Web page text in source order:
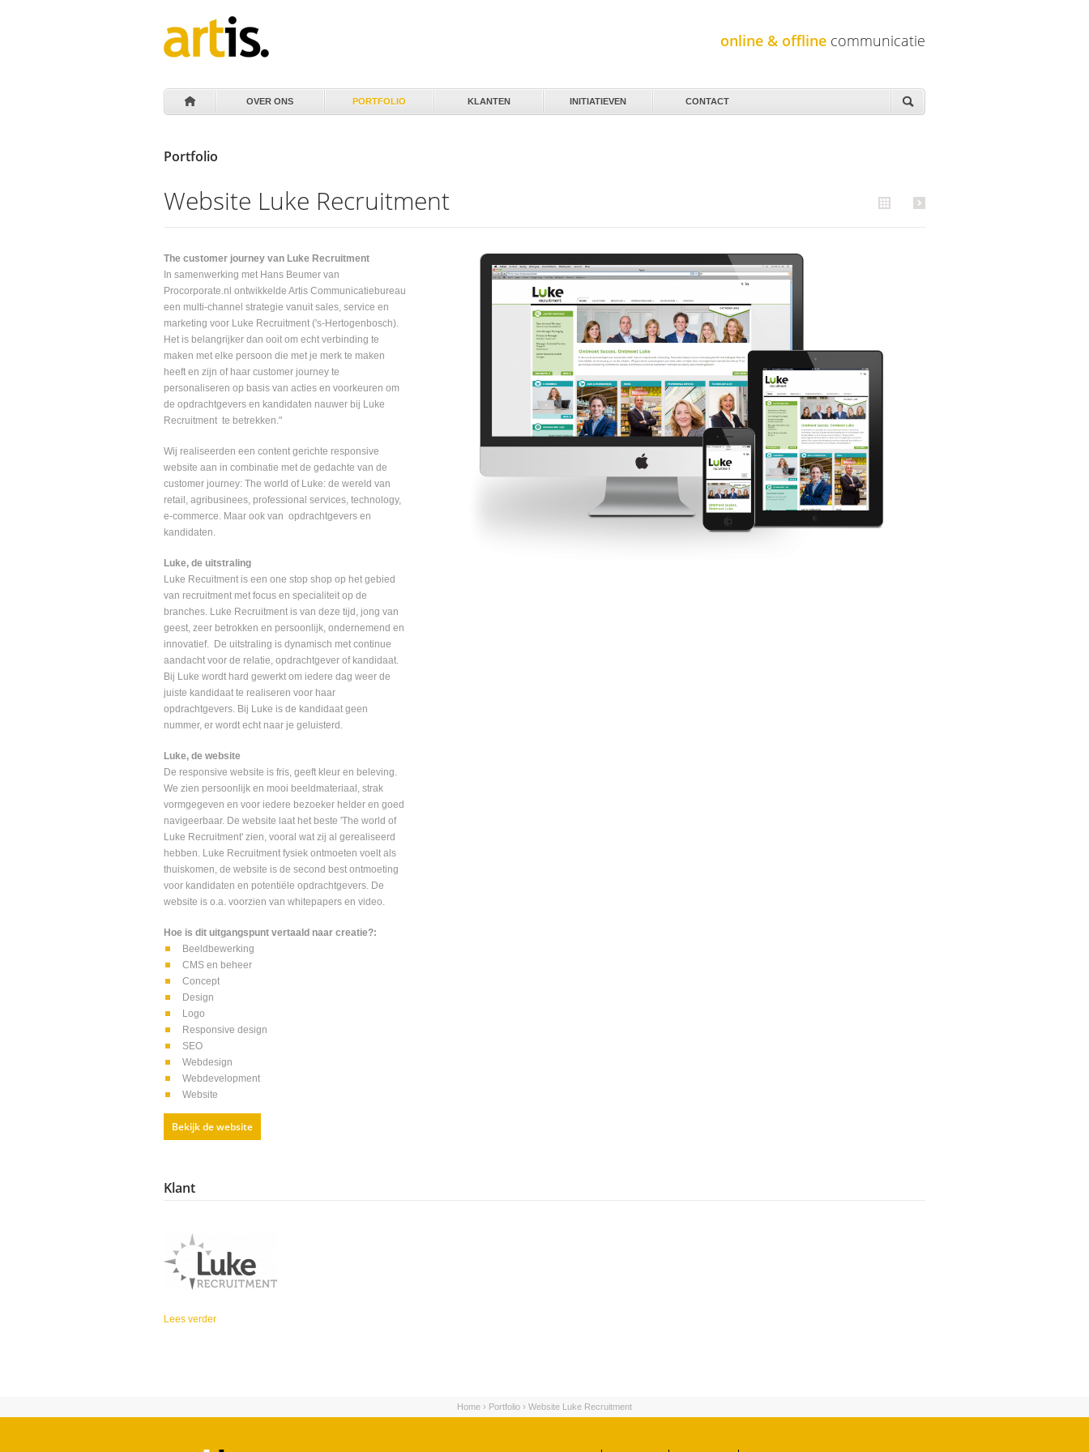
online & offline communicatie
Portfolio
Website Luke Recruitment
The customer journey van Luke Recruitment
In samenwerking met Hans Beumer van
Procorporate.nl ontwikkelde Artis Communicatiebureau
een multi-channel strategie vanuit sales, service en
marketing voor Luke Recruitment ('s-Hertogenbosch).
Het is belangrijker dan ooit om echt verbinding te
maken met elke persoon die met je merk te maken
heeft en zijn of haar customer journey te
personaliseren op basis van acties en voorkeuren om
de opdrachtgevers en kandidaten nauwer bij Luke
Recruitment te betrekken."
Wij realiseerden een content gerichte responsive
website aan in combinatie met de gedachte van de
customer journey: The world of Luke: de wereld van
retail, agribusinees, professional services, technology,
e-commerce. Maar ook van opdrachtgevers en
kandidaten.
Luke, de uitstraling
Luke Recuitment is een one stop shop op het gebied
van recruitment met focus en specialiteit op de
branches. Luke Recruitment is van deze tijd, jong van
geest, zeer betrokken en persoonlijk, ondernemend en
innovatief. De uitstraling is dynamisch met continue
aandacht voor de relatie, opdrachtgever of kandidaat.
Bij Luke wordt hard gewerkt om iedere dag weer de
juiste kandidaat te realiseren voor haar
opdrachtgevers. Bij Luke is de kandidaat geen
nummer, er wordt echt naar je geluisterd.
Luke, de website
De responsive website is fris, geeft kleur en beleving.
We zien persoonlijk en mooi beeldmateriaal, strak
vormgegeven en voor iedere bezoeker helder en goed
navigeerbaar. De website laat het beste 'The world of
Luke Recruitment' zien, vooral wat zij al gerealiseerd
hebben. Luke Recruitment fysiek ontmoeten voelt als
thuiskomen, de website is de second best ontmoeting
voor kandidaten en potentiële opdrachtgevers. De
website is o.a. voorzien van whitepapers en video.
Hoe is dit uitgangspunt vertaald naar creatie?:
Beeldbewerking
CMS en beheer
Concept
Design
Logo
Responsive design
SEO
Webdesign
Webdevelopment
Website
Bekijk de website
Klant
Lees verder
OVER ONS PORTFOLIO KLANTEN INITIATIEVEN CONTACT
U bent hier
Home › Portfolio › Website Luke Recruitment